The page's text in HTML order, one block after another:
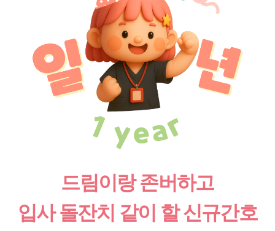
드림이랑 존버하고
입사 돌잔치 같이 할 신규간호